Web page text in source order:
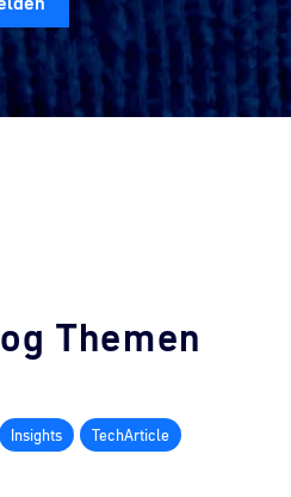
Themen
Insights
TechArticle